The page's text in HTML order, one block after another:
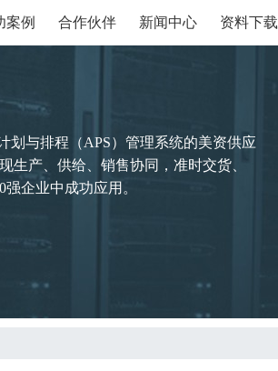
案例 合作伙伴 新闻中心 资料下载
划与排程（APS）管理系统的美资供应
生产、供给、销售协同，准时交货、
企业中成功应用。